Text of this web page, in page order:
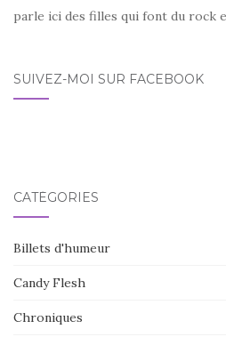
parle ici des filles qui font du rock
SUIVEZ-MOI SUR FACEBOOK
CATÉGORIES
Billets d'humeur
Candy Flesh
Chroniques